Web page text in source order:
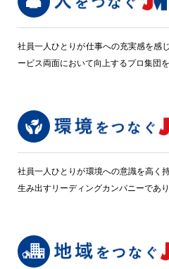
社員一人ひとりが仕事への充実感を感
ービス両面において向上するプロ集団を
社員一人ひとりが環境への意識を高く
生み出すリーディングカンパニーであり